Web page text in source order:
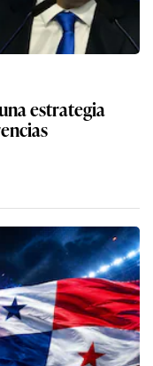
estrategia